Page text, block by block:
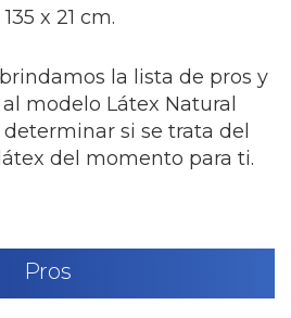
x 21 cm.
la lista de pros y
modelo Látex Natural
si se trata del
del momento para ti.
Pros